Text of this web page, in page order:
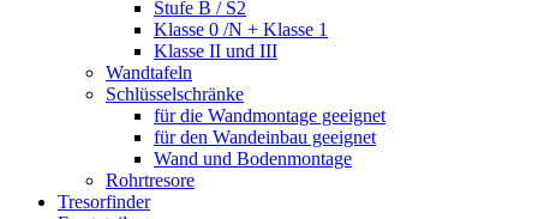
Stufe B / S2
Klasse 0 /N + Klasse 1
Klasse II und III
Wandtafeln
Schlüsselschränke
für die Wandmontage geeignet
für den Wandeinbau geeignet
Wand und Bodenmontage
Rohrtresore
Tresorfinder